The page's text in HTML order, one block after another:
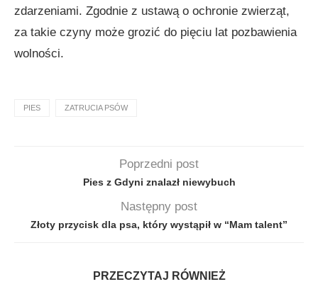
zdarzeniami. Zgodnie z ustawą o ochronie zwierząt,
za takie czyny może grozić do pięciu lat pozbawienia
wolności.
PIES ZATRUCIA PSÓW
Poprzedni post
Pies z Gdyni znalazł niewybuch
Następny post
Złoty przycisk dla psa, który wystąpił w “Mam talent”
PRZECZYTAJ RÓWNIEŻ